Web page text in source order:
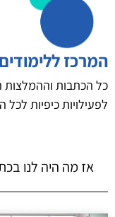
המרכז
כל הכתבות וההמלצות
לפעילויות כיפיות
אז מה היה לנו